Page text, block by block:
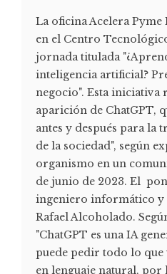
La oficina Acelera
en el Centro
jornada titulada
inteligencia artificial?
negocio". Esta iniciativa
aparición de ChatGPT,
antes y después para
de la sociedad", según
organismo en un
de junio de 2023. El
ingeniero informático y
Rafael Alcoholado.
"ChatGPT es una IA
puede pedir todo lo
en lenguaje natural, por